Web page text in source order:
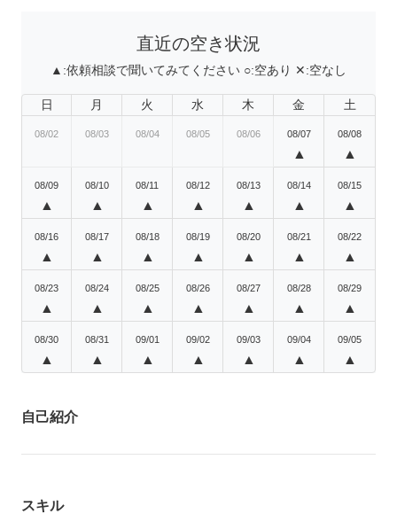
直近の空き状況
▲:依頼相談で聞いてみてください ○:空あり ✕:空なし
日 月 火 水 木 金 土
08/02 08/03 08/04 08/05 08/06 08/07
▲
08/08
▲
08/09
▲
08/10
▲
08/11
▲
08/12
▲
08/13
▲
08/14
▲
08/15
▲
08/16
▲
08/17
▲
08/18
▲
08/19
▲
08/20
▲
08/21
▲
08/22
▲
08/23
▲
08/24
▲
08/25
▲
08/26
▲
08/27
▲
08/28
▲
08/29
▲
08/30
▲
08/31
▲
09/01
▲
09/02
▲
09/03
▲
09/04
▲
09/05
▲
自己紹介
スキル